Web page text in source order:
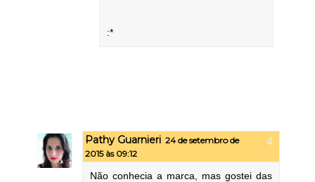
:*
Pathy Guarnieri 24 de setembro de
2015 às 09:12
Não conhecia a marca, mas gostei das